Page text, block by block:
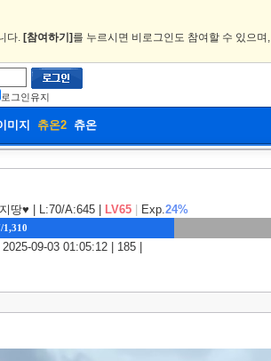
다. [참여하기] 를 누르시면 비로그인도 참여할 수 있으며,
로그인유지
미지 츄온2 츄온
땅♥ | L:70/A:645 | LV65 Exp.24%
1,310
2025-09-03 01:05:12 | 185 |